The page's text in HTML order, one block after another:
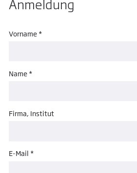
Anmeldung
Vorname *
Name *
Firma, Institut
E-Mail *